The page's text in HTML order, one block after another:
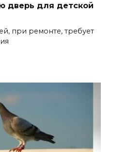
дверь для детской
при ремонте, требует